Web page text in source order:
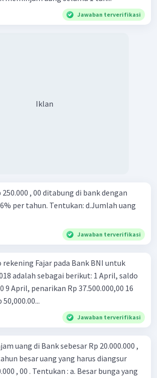
Jawaban terverifikasi
Iklan
250.000 , 00 ditabung di bank dengan
tahun. Tentukan: d.Jumlah uang
Jawaban terverifikasi
Fajar pada Bank BNI untuk
sebagai berikut: 1 April, saldo
Jawaban terverifikasi
uang di Bank sebesar Rp 20.000.000 ,
besar uang yang harus diangsur
: a. Besar bunga yang